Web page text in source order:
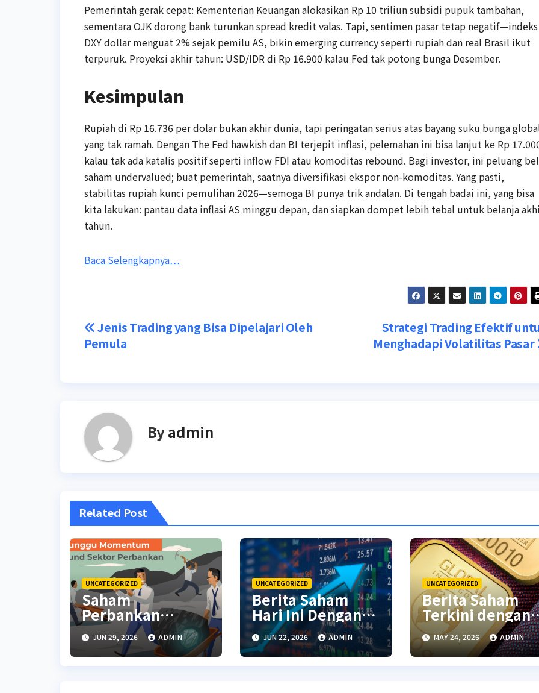
Pemerintah gerak cepat: Kementerian Keuangan alokasikan Rp 10 triliun subsidi pupuk tambahan,
sementara OJK dorong bank turunkan spread kredit valas. Tapi, sentimen pasar tetap negatif—indeks
DXY dollar menguat 2% sejak pemilu AS, bikin emerging currency seperti rupiah dan real Brasil ikut
terpuruk. Proyeksi akhir tahun: USD/IDR di Rp 16.900 kalau Fed tak potong bunga Desember.
Kesimpulan
Rupiah di Rp 16.736 per dolar bukan akhir dunia, tapi peringatan serius atas bayang suku bunga
yang tak ramah. Dengan The Fed hawkish dan BI terjepit inflasi, pelemahan ini bisa lanjut ke Rp
kalau tak ada katalis positif seperti inflow FDI atau komoditas rebound. Bagi investor, ini peluang
saham undervalued; buat pemerintah, saatnya diversifikasi ekspor non-komoditas. Yang pasti,
stabilitas rupiah kunci pemulihan 2026—semoga BI punya trik andalan. Di tengah badai ini, yang bisa
kita lakukan: pantau data inflasi AS minggu depan, dan siapkan dompet lebih tebal untuk belanja
tahun.
Baca Selengkapnya…
Post
navigation
Strategi Trading Efektif
Menghadapi Volatilitas Pasar
Jenis Trading yang Bisa Dipelajari Oleh
Pemula
Byadmin
Related Post
UNCATEGORIZED
Saham
Perbankan
Menguat Saat
Investor Kembali
Aktif
JUN 29, 2026 ADMIN
UNCATEGORIZED
Berita Saham
Hari Ini Dengan
Analisis Pasar
Terbaru
JUN 22, 2026 ADMIN
UNCATEGORIZED
Berita Saham
Terkini dengan
Analisis Pasar
Global
MAY 24, 2026 ADMIN